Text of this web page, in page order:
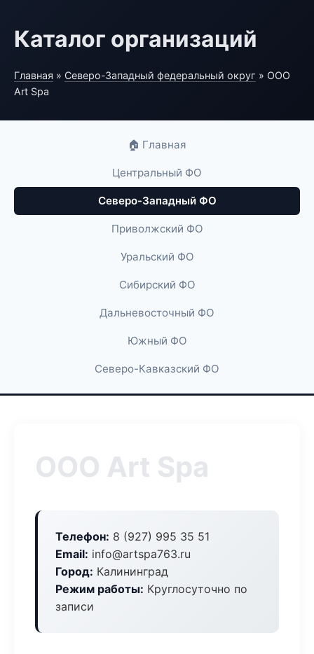
Каталог организаций
Главная » Северо-Западный федеральный округ » ООО
Art Spa
🏠 Главная
Центральный ФО
Северо-Западный ФО
Приволжский ФО
Уральский ФО
Сибирский ФО
Дальневосточный ФО
Южный ФО
Северо-Кавказский ФО
ООО Art Spa
Телефон: 8 (927) 995 35 51
Email: info@artspa763.ru
Город: Калининград
Режим работы: Круглосуточно по
записи